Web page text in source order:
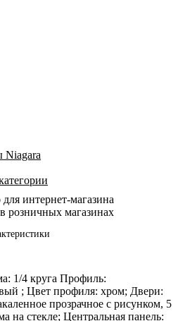
Niagara
интернет-магазина
розничных магазинах
1/4 круга Профиль:
; Цвет профиля: хром; Двери:
прозрачное с рисунком, 5
на стекле; Центральная панель: